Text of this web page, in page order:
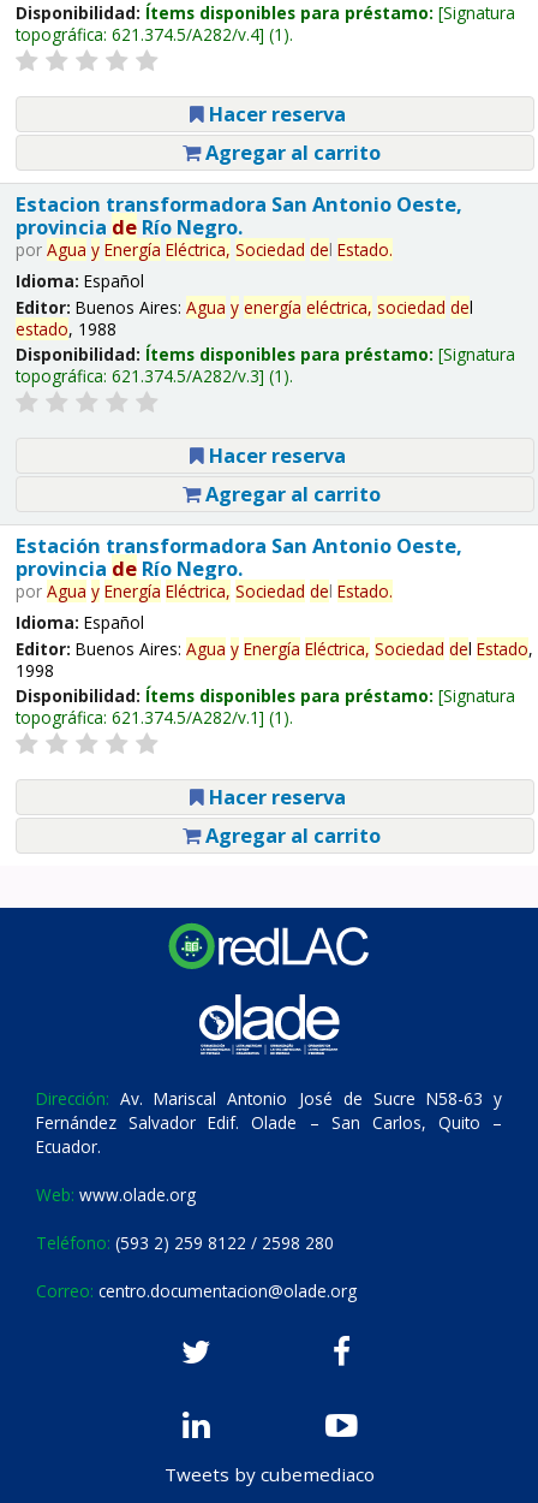
Disponibilidad: Ítems disponibles para préstamo: Signatura
topográfica: 621.374.5/A282/v.4 (1).
Hacer reserva
Agregar al carrito
Estacion transformadora San Antonio Oeste,
provincia deRío Negro.
por Agua y Energía Eléctrica, Sociedad del Estado.
Idioma: Español
Editor: Buenos Aires: Agua y energía eléctrica, sociedad del
estado, 1988
Disponibilidad: Ítems disponibles para préstamo: Signatura
topográfica: 621.374.5/A282/v.3 (1).
Hacer reserva
Agregar al carrito
Estación transformadora San Antonio Oeste,
provincia deRío Negro.
por Agua y Energía Eléctrica, Sociedad del Estado.
Idioma: Español
Editor: Buenos Aires: Agua y Energía Eléctrica, Sociedad del Estado,
1998
Disponibilidad: Ítems disponibles para préstamo: Signatura
topográfica: 621.374.5/A282/v.1 (1).
Hacer reserva
Agregar al carrito
Dirección: Av. Mariscal Antonio José de Sucre N58-63 y
Fernández Salvador Edif. Olade – San Carlos, Quito –
Ecuador.
Web: www.olade.org
Teléfono: (593 2) 259 8122 / 2598 280
Correo: centro.documentacion@olade.org
Tweets by cubemediaco